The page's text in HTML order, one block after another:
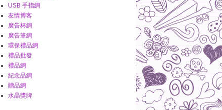
USB 手指網
友情博客
廣告杯網
廣告筆網
環保禮品網
禮品批發
禮品網
紀念品網
贈品網
水晶獎牌